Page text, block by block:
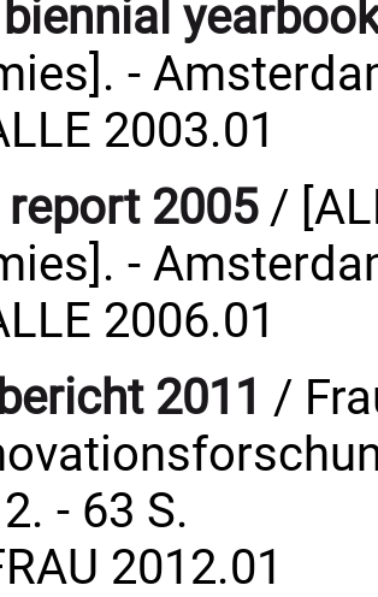
-
2003.01
2005/
-
2006.01
2011 /
- 63 S.
2012.01